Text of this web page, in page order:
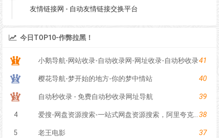
友情链接网 - 自动友情链接交换平台
今日TOP10-作弊拉黑！
小鹅导航-网站收录-自动收录网-网址收录-自动秒收录41
樱花导航-梦开始的地方-你的梦中情站 40
自动秒收录 - 免费自动秒收录网址导航 39
4 爱搜-网盘资源搜索-一站式网盘资源搜索，阿里夸克百度迅雷UC全聚合38
5 老王电影 37